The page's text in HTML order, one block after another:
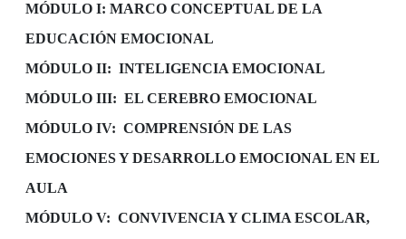
MÓDULO I: MARCO CONCEPTUAL DE LA
EDUCACIÓN EMOCIONAL
MÓDULO II: INTELIGENCIA EMOCIONAL
MÓDULO III: EL CEREBRO EMOCIONAL
MÓDULO IV: COMPRENSIÓN DE LAS
EMOCIONES Y DESARROLLO EMOCIONAL EN EL
AULA
MÓDULO V: CONVIVENCIA Y CLIMA ESCOLAR,